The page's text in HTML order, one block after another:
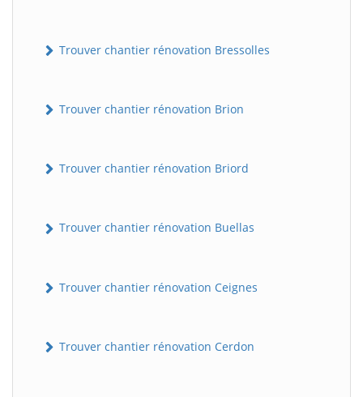
Trouver chantier rénovation Bressolles
Trouver chantier rénovation Brion
Trouver chantier rénovation Briord
Trouver chantier rénovation Buellas
Trouver chantier rénovation Ceignes
Trouver chantier rénovation Cerdon